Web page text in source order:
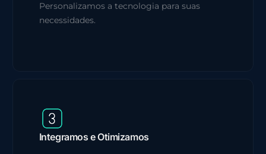
Personalizamos a tecnologia para suas
necessidades.
Integramos e Otimizamos